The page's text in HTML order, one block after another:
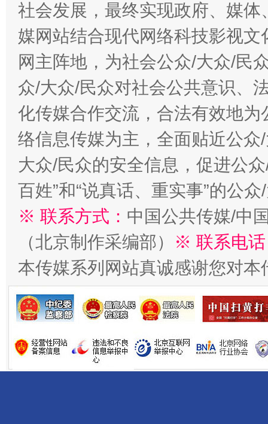
在谋一域中谋全局
今
习近平的博鳌关键词
魏明亮
“刷贴”乱象丛生
生
社会发展，最终实现政府、媒
媒网站结合现代网络科技影视
网主阵地，为社会公众/大众/民
众/大众/民众对社会公共意识、
化传媒合作交流，合法有效地
络信息传媒为主，全面贴近公
大众/民众的安全信息，促进公
百姓”和“说真话、重实事”的公
※ 联系方式： 中国公共传媒/中
（北京制作采编部）
※ 联系电
本传媒系列网站真诚感谢您对